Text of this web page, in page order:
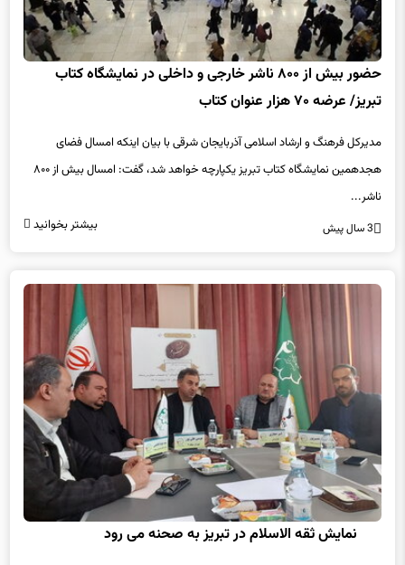
حضور بیش از ۸۰۰ ناشر خارجی و داخلی در نمایشگاه کتاب
تبریز/ عرضه ۷۰ هزار عنوان کتاب
مدیرکل فرهنگ و ارشاد اسلامی آذربایجان شرقی با بیان اینکه امسال فضای
هجدهمین نمایشگاه کتاب تبریز یکپارچه خواهد شد، گفت: امسال بیش از ۸۰۰
ناشر...
3 سال پیش بیشتر بخوانید
نمایش ثقه الاسلام در تبریز به صحنه می رود